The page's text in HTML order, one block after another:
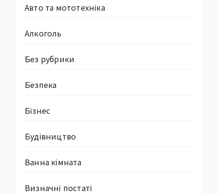
Авто та мототехніка
Алкоголь
Без рубрики
Безпека
Бізнес
Будівництво
Ванна кімната
Визначні постаті